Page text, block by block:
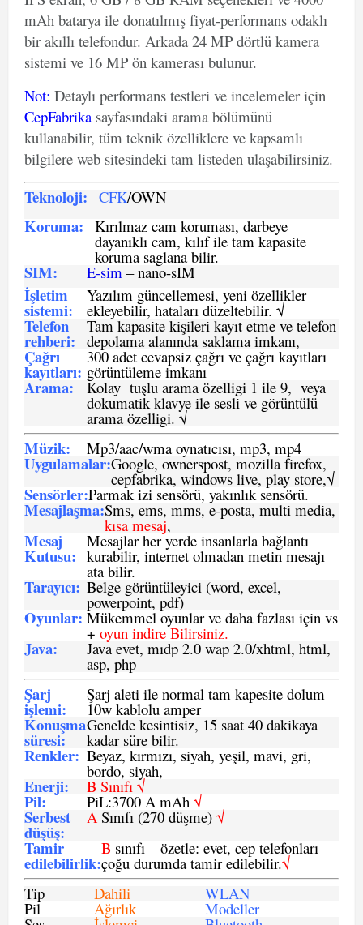
mAh batarya ile donatılmış fiyat-performans odaklı
bir akıllı telefondur. Arkada 24 MP dörtlü kamera
sistemi ve 16 MP ön kamerası bulunur.
Not: Detaylı performans testleri ve incelemeler için
CepFabrika sayfasındaki arama bölümünü
kullanabilir, tüm teknik özelliklere ve kapsamlı
bilgilere web sitesindeki tam listeden ulaşabilirsiniz.
Teknoloji: CFK/OWN
Koruma: Kırılmaz cam koruması, darbeye
dayanıklı cam, kılıf ile tam kapasite
koruma saglana bilir.
SIM: E-sim – nano-sIM
İşletim
sistemi:
Yazılım güncellemesi, yeni özellikler
ekleyebilir, hataları düzeltebilir. √
Telefon
rehberi:
Tam kapasite kişileri kayıt etme ve telefon
depolama alanında saklama imkanı,
Çağrı
kayıtları:
300 adet cevapsiz çağrı ve çağrı kayıtları
görüntüleme imkanı
Arama: Kolay tuşlu arama özelligi 1 ile 9, veya
dokumatik klavye ile sesli ve görüntülü
arama özelligi. √
Müzik: Mp3/aac/wma oynatıcısı, mp3, mp4
Uygulamalar:Google, ownerspost, mozilla firefox,
cepfabrika, windows live, play store,√
Sensörler:Parmak izi sensörü, yakınlık sensörü.
Mesajlaşma:Sms, ems, mms, e-posta, multi media,
kısa mesaj,
Mesaj
Kutusu:
Mesajlar her yerde insanlarla bağlantı
kurabilir, internet olmadan metin mesajı
ata bilir.
Tarayıcı: Belge görüntüleyici (word, excel,
powerpoint, pdf)
Oyunlar: Mükemmel oyunlar ve daha fazlası için vs
+ oyun indire Bilirsiniz.
Java: Java evet, mıdp 2.0 wap 2.0/xhtml, html,
asp, php
Şarj
işlemi:
Şarj aleti ile normal tam kapesite dolum
10w kablolu amper
Konuşma
süresi:
Genelde kesintisiz, 15 saat 40 dakikaya
kadar süre bilir.
Renkler: Beyaz, kırmızı, siyah, yeşil, mavi, gri,
bordo, siyah,
Enerji: B Sınıfı √
Pil: PiL:3700 A mAh √
Serbest
düşüş:
ASınıfı (270 düşme) √
Tamir
edilebilirlik:
B sınıfı – özetle: evet, cep telefonları
çoğu durumda tamir edilebilir.√
Tip
Dahili WLAN
Pil Ağırlık Modeller